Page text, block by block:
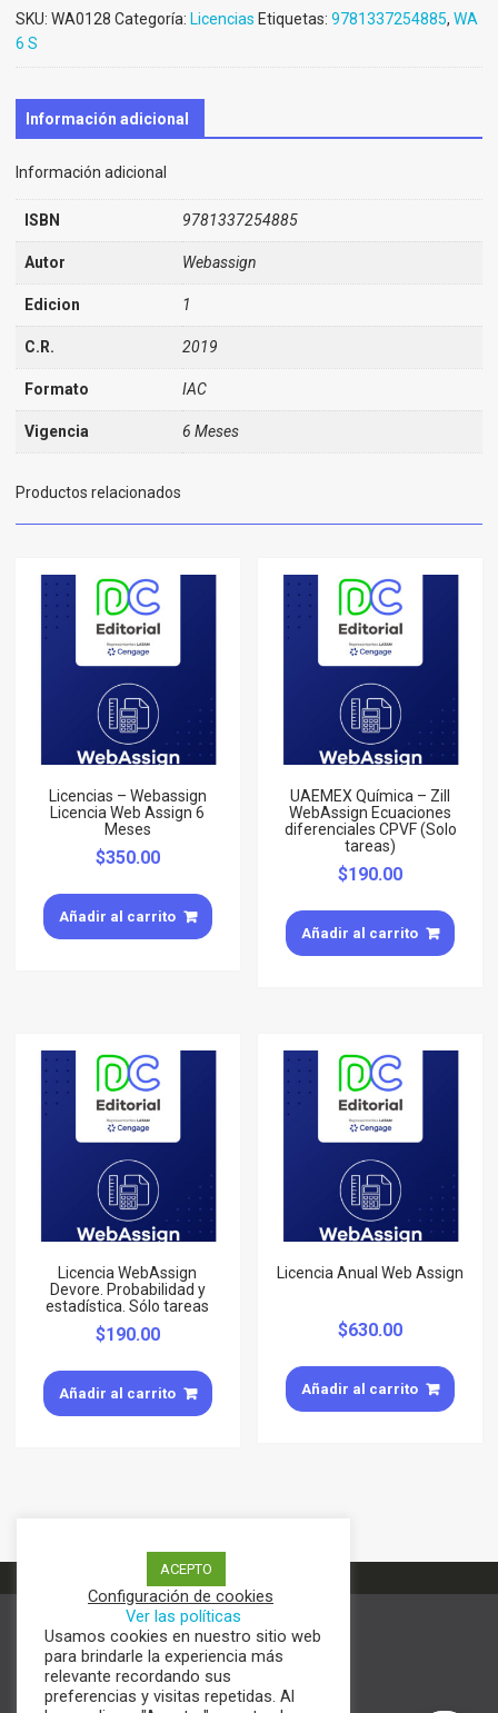
SKU: WA0128 Categoría: Licencias Etiquetas: 9781337254885, WA
6 S
Información adicional
Información adicional
ISBN 9781337254885
Autor Webassign
Edicion 1
C.R. 2019
Formato IAC
Vigencia 6 Meses
Productos relacionados
Licencias – Webassign
Licencia Web Assign 6
Meses
$350.00
Añadir al carrito
UAEMEX Química – Zill
WebAssign Ecuaciones
diferenciales CPVF (Solo
tareas)
$190.00
Añadir al carrito
Licencia WebAssign
Devore. Probabilidad y
estadística. Sólo tareas
$190.00
Añadir al carrito
Licencia Anual Web Assign
$630.00
Añadir al carrito
Términos y condiciones
Aviso de Privacidad
Política de cookies
ACEPTO
Configuración de cookies
Ver las políticas
Usamos cookies en nuestro sitio web
para brindarle la experiencia más
relevante recordando sus
preferencias y visitas repetidas. Al